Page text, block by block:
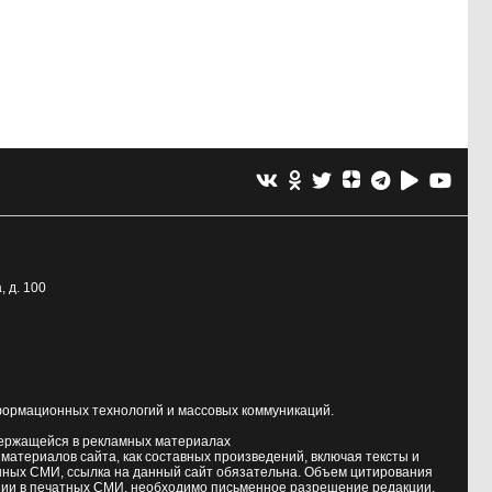
д. 100
технологий и массовых коммуникаций.
в рекламных материалах
сайта, как составных произведений, включая тексты и
СМИ, ссылка на данный сайт обязательна. Объем цитирования
в печатных СМИ, необходимо письменное разрешение редакции.